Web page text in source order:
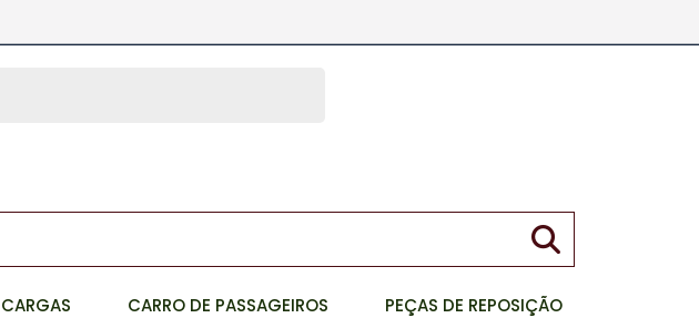
CARRO DE PASSAGEIROS
PEÇAS DE REPOSIÇÃO